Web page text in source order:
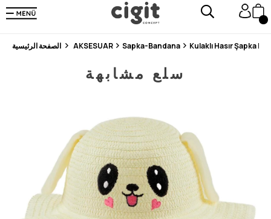
En Uygun Fiyat Garantisi !
300₺ ve Üzeri Alışverişlerde Kargo Ücretsiz !
AKSESUAR Sapka-Bandana Kulaklı Hasır Şapka
سلع مشابهة